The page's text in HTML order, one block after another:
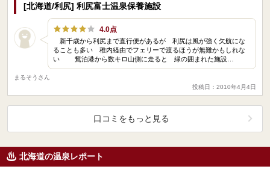
[北海道/利尻] 利尻富士温泉保養施設
4.0点
新千歳から利尻まで直行便があるが 利尻は風が強く欠航にな
ることも多い 稚内経由でフェリーで渡るほうが無難かもしれな
い 鴛泊港から数キロ山側に走ると 緑の囲まれた施設…
まるそうさん
投稿日：2010年4月4日
口コミをもっと見る
北海道の温泉レポート